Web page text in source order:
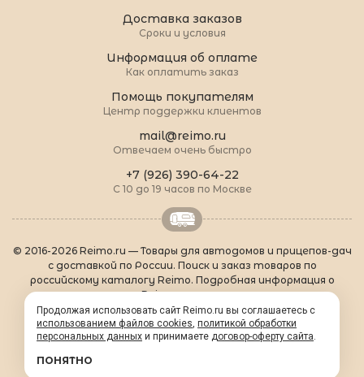
Доставка заказов
Сроки и условия
Информация об оплате
Как оплатить заказ
Помощь покупателям
Центр поддержки клиентов
mail@reimo.ru
Отвечаем очень быстро
+7 (926) 390-64-22
С 10 до 19 часов по Москве
© 2016-2026 Reimo.ru — Товары для автодомов и прицепов-дач
с доставкой по России. Поиск и заказ товаров по
российскому каталогу Reimo. Подробная информация о
товарах Reimo на русском языке.
О Reimo
| Популярные товары | Формальности
Контакты
| sitemap.xml
Продолжая использовать сайт Reimo.ru вы соглашаетесь с
использованием файлов cookies, политикой обработки
персональных данных и принимаете договор-оферту сайта.
ПОНЯТНО